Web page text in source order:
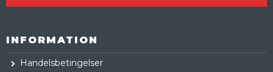
INFORMATION
Handelsbetingelser